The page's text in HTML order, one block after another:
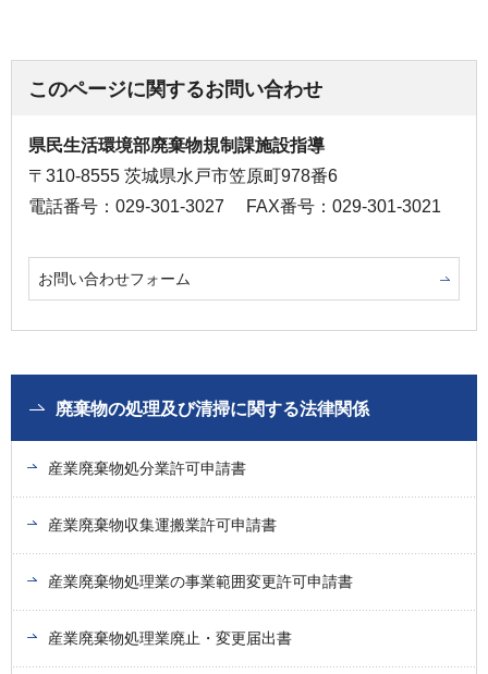
このページに関するお問い合わせ
県民生活環境部廃棄物規制課施設指導
〒310-8555 茨城県水戸市笠原町978番6
電話番号：029-301-3027
FAX番号：029-301-3021
お問い合わせフォーム
廃棄物の処理及び清掃に関する法律関係
産業廃棄物処分業許可申請書
産業廃棄物収集運搬業許可申請書
産業廃棄物処理業の事業範囲変更許可申請書
産業廃棄物処理業廃止・変更届出書